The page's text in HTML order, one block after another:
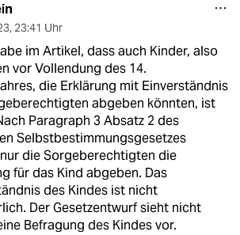
, 23:41 Uhr
im Artikel, dass auch Kinder, also
vor Vollendung des 14.
die Erklärung mit Einverständnis
abgeben könnten, ist
Paragraph 3 Absatz 2 des
Selbstbestimmungsgesetzes
die Sorgeberechtigten die
für das Kind abgeben. Das
des Kindes ist nicht
Der Gesetzentwurf sieht nicht
Befragung des Kindes vor.